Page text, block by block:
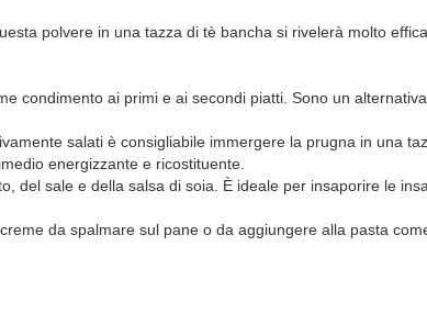
polvere in una tazza di tè bancha si rivelerà molto
condimento ai primi e ai secondi piatti. Sono un
salati è consigliabile immergere la prugna in una
energizzante e ricostituente.
del sale e della salsa di soia. È ideale per insaporire le
da spalmare sul pane o da aggiungere alla pasta